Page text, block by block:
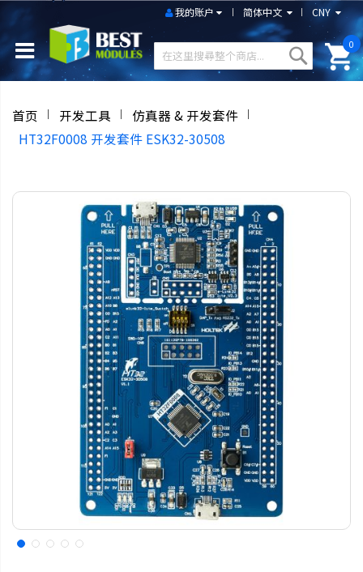
CNY
简体中文
我的账户
0
首页 开发工具
仿真器 & 开发套件
HT32F0008 开发套件 ESK32-30508